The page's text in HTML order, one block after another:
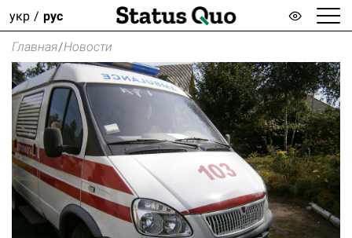
укр рус
Главная/Новости